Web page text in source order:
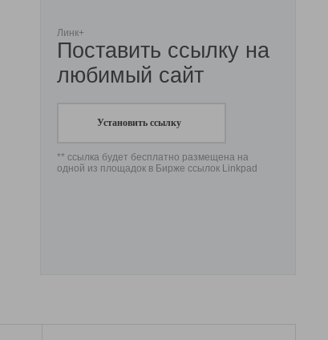
Линк+
Поставить ссылку на
любимый сайт
Установить ссылку
** ссылка будет бесплатно размещена на
одной из площадок в Бирже ссылок Linkpad